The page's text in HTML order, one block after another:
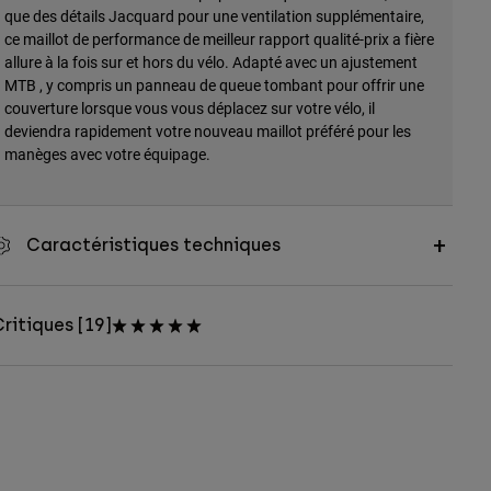
que des détails Jacquard pour une ventilation supplémentaire,
ce maillot de performance de meilleur rapport qualité-prix a fière
allure à la fois sur et hors du vélo. Adapté avec un ajustement
MTB , y compris un panneau de queue tombant pour offrir une
couverture lorsque vous vous déplacez sur votre vélo, il
deviendra rapidement votre nouveau maillot préféré pour les
manèges avec votre équipage.
Caractéristiques techniques
[19]